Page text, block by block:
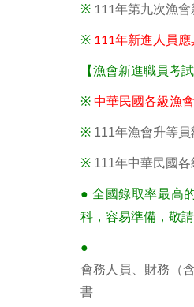
※ 111年第九次漁
※ 111年新進人員
【漁會新進職員考試
※ 中華民國各級漁
※ 111年漁會升等員
※ 111年中華民國
● 全國錄取率最高
科，容易準備，敬
會務人員、財務（
書